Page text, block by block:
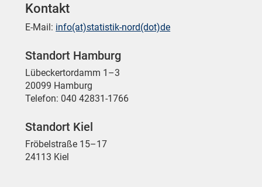
Kontakt
E-Mail: info(at)statistik-nord(dot)de
Standort Hamburg
Lübeckertordamm 1–3
20099 Hamburg
Telefon: 040 42831-1766
Standort Kiel
Fröbelstraße 15–17
24113 Kiel